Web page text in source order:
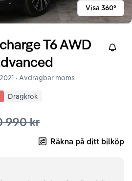
Visa 360°
T6 AWD
Right
2021 · Avdragbar moms
Dragkrok
990 kr
example Räkna på ditt bilköp